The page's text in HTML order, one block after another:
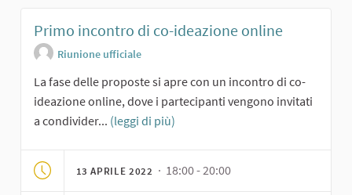
Primo incontro di co-ideazione online
Riunione ufficiale
La fase delle proposte si apre con un incontro di co-
ideazione online, dove i partecipanti vengono invitati
a condivider... (leggi di più)
13 APRILE 2022 · 18:00 - 20:00